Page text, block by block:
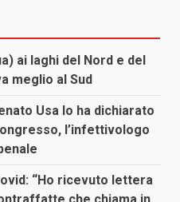
ai laghi del Nord e del
meglio al Sud
Usa lo ha dichiarato
l’infettivologo
“Ho ricevuto lettera